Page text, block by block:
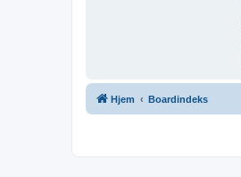
Hjem Boardindeks